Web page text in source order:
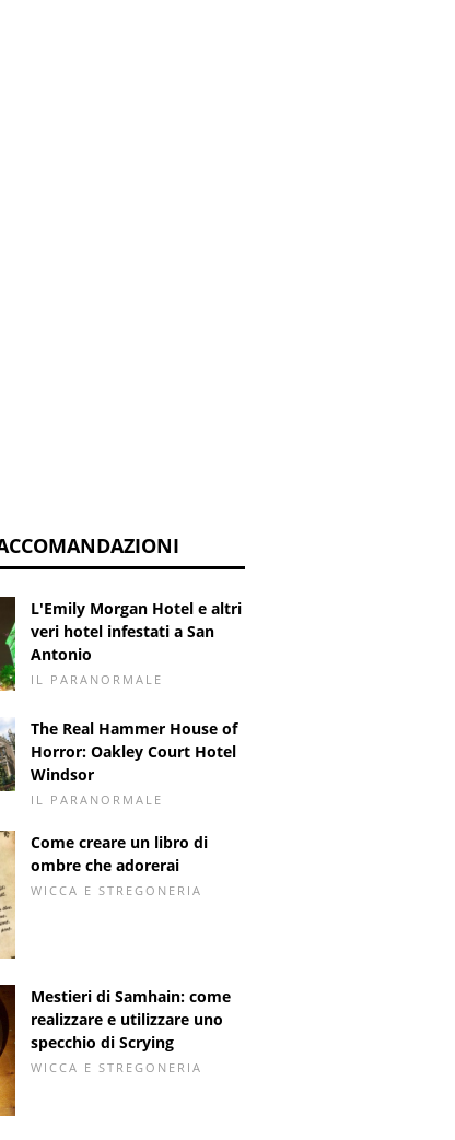
L'Emily Morgan Hotel e altri
veri hotel infestati a San
Antonio
IL PARANORMALE
The Real Hammer House of
Horror: Oakley Court Hotel
Windsor
IL PARANORMALE
Come creare un libro di
ombre che adorerai
WICCA E STREGONERIA
Mestieri di Samhain: come
realizzare e utilizzare uno
specchio di Scrying
WICCA E STREGONERIA